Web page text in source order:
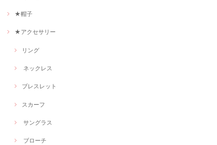
★帽子
★アクセサリー
リング
ネックレス
ブレスレット
スカーフ
サングラス
ブローチ